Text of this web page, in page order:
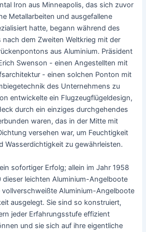
Iron aus Minneapolis, das sich zuvor
Metallarbeiten und ausgefallene
hatte, begann während des
dem Zweiten Weltkrieg mit der
aus Aluminium. Präsident
Swenson - einen Angestellten mit
- einen solchen Ponton mit
des Unternehmens zu
entwickelte ein Flugzeugflügeldesign,
durch ein einziges durchgehendes
waren, das in der Mitte mit
versehen war, um Feuchtigkeit
Wasserdichtigkeit zu gewährleisten.
sofortiger Erfolg; allein im Jahr 1958
dieser leichten Aluminium-Angelboote
Aluminium-Angelboote
ausgelegt. Sie sind so konstruiert,
jeder Erfahrungsstufe effizient
und sie sich auf ihre eigentliche